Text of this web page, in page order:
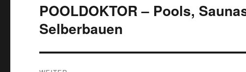
Vorheriger
Beitrag:
POOLDOKTOR – Pools,
Selberbauen